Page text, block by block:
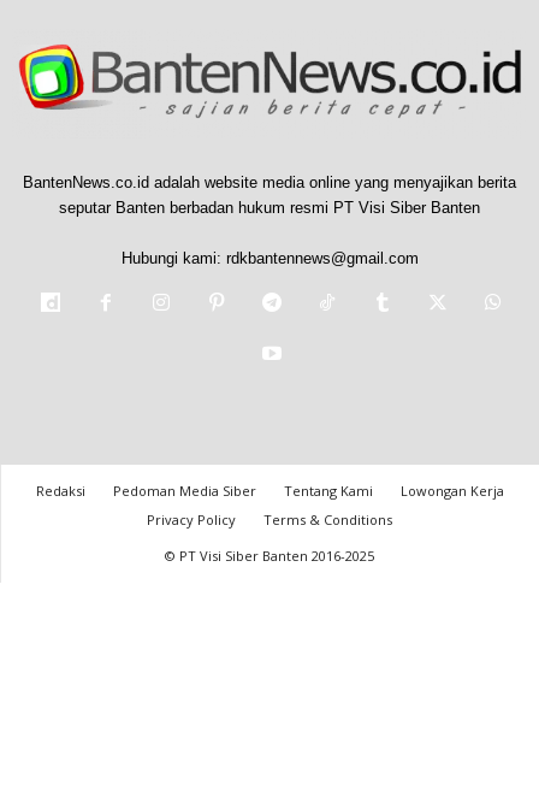
BantenNews.co.id adalah website media online yang menyajikan berita
seputar Banten berbadan hukum resmi PT Visi Siber Banten
Hubungi kami: rdkbantennews@gmail.com
Redaksi Pedoman Media Siber Tentang Kami
Lowongan Kerja
Privacy Policy
Terms & Conditions
© PT Visi Siber Banten 2016-2025